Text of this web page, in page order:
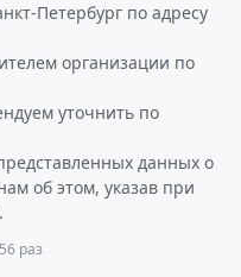
Петербург по адресу
организации по
уточнить по
данных о
об этом, указав при
раз